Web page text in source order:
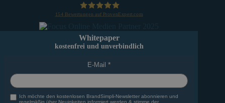
154 Bewertungen auf ProvenExpert.com
Whitepaper
kostenfrei und unverbindlich
E-Mail
Ich möchte den kostenlosen BrandSimpli-Newsletter abonnieren und